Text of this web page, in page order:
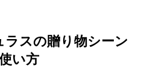
スの贈り物シーン
い方